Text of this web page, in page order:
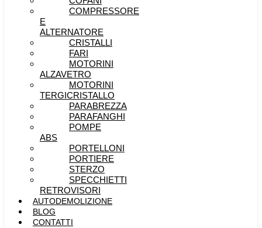
COMPRESSORE
E
ALTERNATORE
CRISTALLI
FARI
MOTORINI
ALZAVETRO
MOTORINI
TERGICRISTALLO
PARABREZZA
PARAFANGHI
POMPE
ABS
PORTELLONI
PORTIERE
STERZO
SPECCHIETTI
RETROVISORI
AUTODEMOLIZIONE
BLOG
CONTATTI